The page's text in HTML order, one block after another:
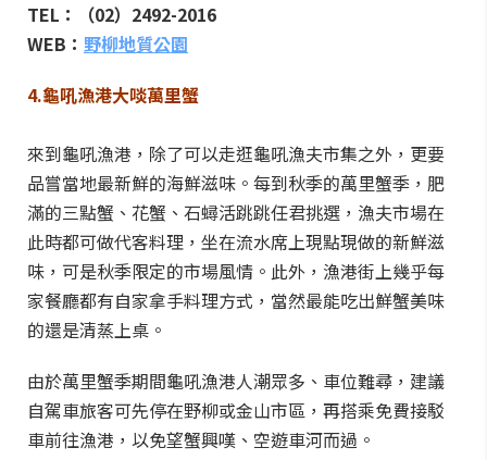
TEL：（02）2492-2016
WEB： 野柳地質公園
4.龜吼漁港大啖萬里蟹
來到龜吼漁港，除了可以走逛龜吼漁夫市集之外，更要
品嘗當地最新鮮的海鮮滋味。每到秋季的萬里蟹季，肥
滿的三點蟹、花蟹、石蟳活跳跳任君挑選，漁夫市場在
此時都可做代客料理，坐在流水席上現點現做的新鮮滋
味，可是秋季限定的市場風情。此外，漁港街上幾乎每
家餐廳都有自家拿手料理方式，當然最能吃出鮮蟹美味
的還是清蒸上桌。
由於萬里蟹季期間龜吼漁港人潮眾多、車位難尋，建議
自駕車旅客可先停在野柳或金山市區，再搭乘免費接駁
車前往漁港，以免望蟹興嘆、空遊車河而過。